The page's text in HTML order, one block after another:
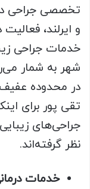
تخصصی جراحی در
و ایرلند،
خدمات جراحی
در محدوده عفیف
تقی پور برای
جراحی‌های
نظر گرفته‌اند.
خدمات